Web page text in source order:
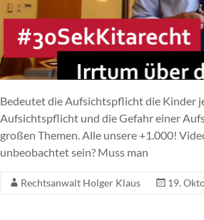
Bedeutet die Aufsichtspflicht die Kinder
Aufsichtspflicht und die Gefahr einer
großen Themen. Alle unsere +1.000!
unbeobachtet sein? Muss man
Rechtsanwalt Holger Klaus 19.